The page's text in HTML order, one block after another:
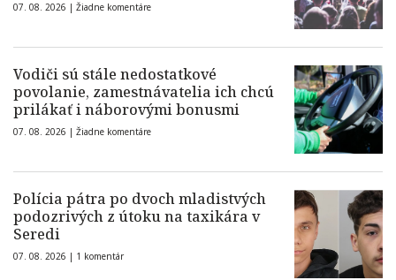
07. 08. 2026 | Žiadne komentáre
Vodiči sú stále nedostatkové
povolanie, zamestnávatelia ich chcú
prilákať i náborovými bonusmi
07. 08. 2026 | Žiadne komentáre
Polícia pátra po dvoch mladistvých
podozrivých z útoku na taxikára v
Seredi
07. 08. 2026 | 1 komentár